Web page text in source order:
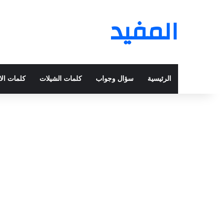
المفيد
الرئيسية سؤال وجواب كلمات الشيلات كلمات